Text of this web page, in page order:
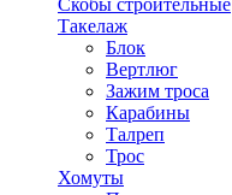
Скобы строительные
Такелаж
Блок
Вертлюг
Зажим троса
Карабины
Талреп
Трос
Хомуты